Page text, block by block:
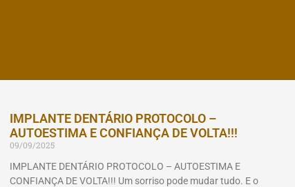
IMPLANTE DENTÁRIO PROTOCOLO –
AUTOESTIMA E CONFIANÇA DE VOLTA!!!
09/09/2025
IMPLANTE DENTÁRIO PROTOCOLO – AUTOESTIMA E
CONFIANÇA DE VOLTA!!! Um sorriso pode mudar tudo. E o